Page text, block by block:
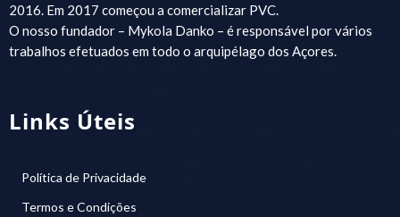
2016. Em 2017 começou a comercializar PVC.
O nosso fundador – Mykola Danko – é responsável por vários
trabalhos efetuados em todo o arquipélago dos Açores.
Links Úteis
Política de Privacidade
Termos e Condições